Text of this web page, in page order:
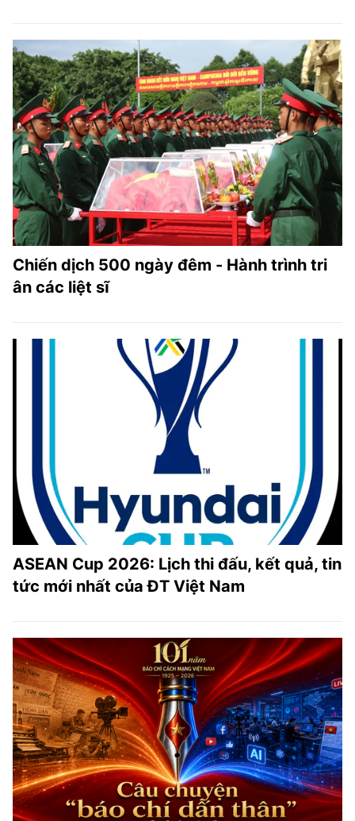
Chiến dịch 500 ngày đêm - Hành trình tri
ân các liệt sĩ
ASEAN Cup 2026: Lịch thi đấu, kết quả, tin
tức mới nhất của ĐT Việt Nam